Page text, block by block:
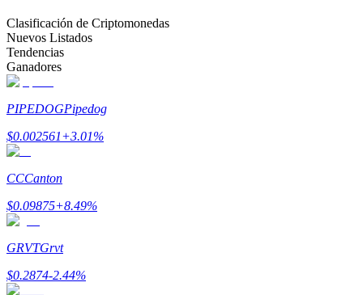
Información
Análisis de big data que incluye información comercial, etc.
Clasificación de Criptomonedas
Nuevos Listados
Tendencias
Ganadores
PIPEDOGPipedog
$0.002561+3.01%
CCCanton
$0.09875+8.49%
GRVTGrvt
$0.2874-2.44%